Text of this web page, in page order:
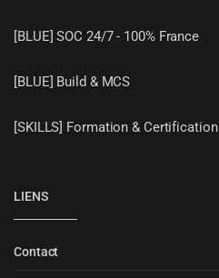
[BLUE] SOC 24/7 - 100% France
[BLUE] Build & MCS
[SKILLS] Formation & Certification
LIENS
Contact